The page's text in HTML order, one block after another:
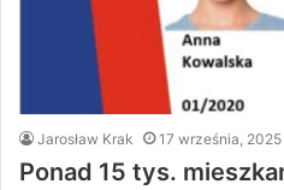
Jarosław Krak 17 września, 2025
Ponad 15 tys.